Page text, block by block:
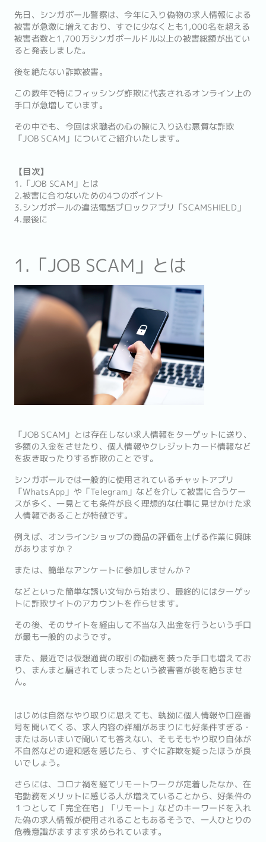
先日、シンガポール警察は、今年に入り偽物の求人情報による
被害が急激に増えており、すでに少なくとも1,000名を超える
被害者数と1,700万シンガポールドル以上の被害総額が出てい
ると発表しました。
後を絶たない詐欺被害。
この数年で特にフィッシング詐欺に代表されるオンライン上の
手口が急増しています。
その中でも、今回は求職者の心の隙に入り込む悪質な詐欺
「JOB SCAM」についてご紹介いたします。
【目次】
1.「JOB SCAM」とは
2.被害に合わないための4つのポイント
3.シンガポールの違法電話ブロックアプリ「SCAMSHIELD」
4.最後に
1.「JOB SCAM」とは
「JOB SCAM」とは存在しない求人情報をターゲットに送り、
多額の入金をさせたり、個人情報やクレジットカード情報など
を抜き取ったりする詐欺のことです。
シンガポールでは一般的に使用されているチャットアプリ
「WhatsApp」や「Telegram」などを介して被害に合うケー
スが多く、一見とても条件が良く理想的な仕事に見せかけた求
人情報であることが特徴です。
例えば、オンラインショップの商品の評価を上げる作業に興味
がありますか？
または、簡単なアンケートに参加しませんか？
などといった簡単な誘い文句から始まり、最終的にはターゲッ
トに詐欺サイトのアカウントを作らせます。
その後、そのサイトを経由して不当な入出金を行うという手口
が最も一般的のようです。
また、最近では仮想通貨の取引の勧誘を装った手口も増えてお
り、まんまと騙されてしまったという被害者が後を絶ちませ
ん。
はじめは自然なやり取りに思えても、執拗に個人情報や口座番
号を聞いてくる、求人内容の詳細があまりにも好条件すぎる・
またはあいまいで聞いても答えない、そもそもやり取り自体が
不自然などの違和感を感じたら、すぐに詐欺を疑ったほうが良
いでしょう。
さらには、コロナ禍を経てリモートワークが定着したなか、在
宅勤務をメリットに感じる人が増えていることから、好条件の
１つとして「完全在宅」「リモート」などのキーワードを入れ
た偽の求人情報が使用されることもあるそうで、一人ひとりの
危機意識がますます求められています。